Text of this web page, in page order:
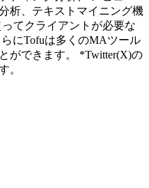
析、テキストマイニング機
てクライアントが必要な
にTofuは多くのMAツール
ができます。 *Twitter(X)の
。